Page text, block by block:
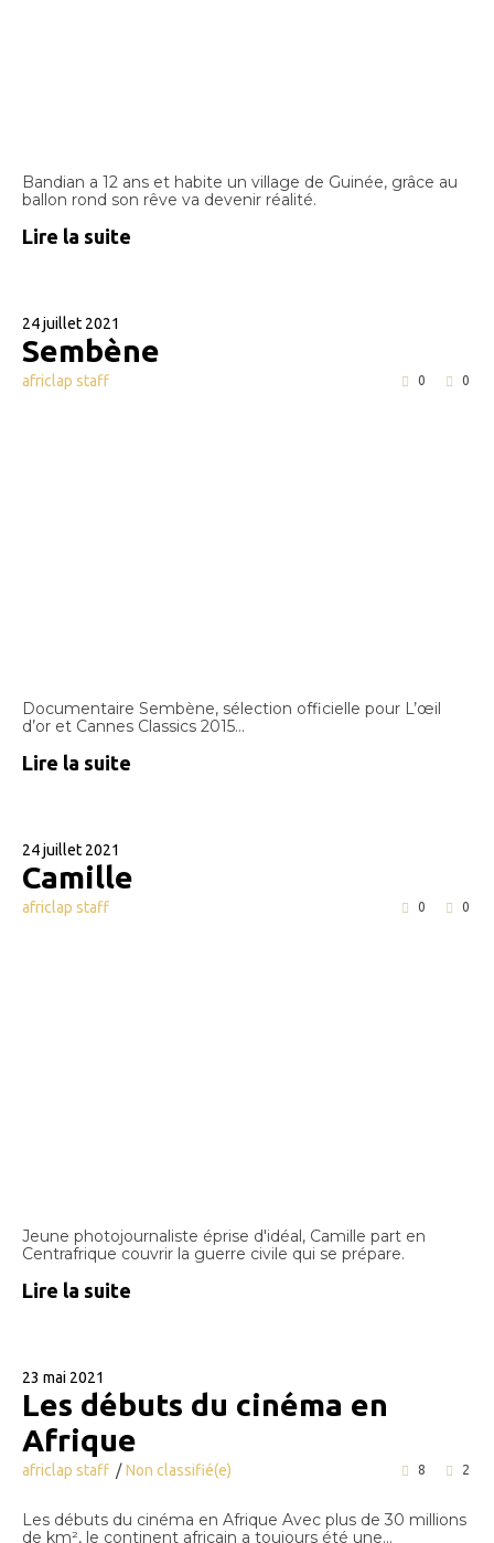
Bandian a 12 ans et habite un village de Guinée, grâce au
ballon rond son rêve va devenir réalité.
Lire la suite
24 juillet 2021
Sembène
africlap staff 0 0
Documentaire Sembène, sélection officielle pour L’œil
d’or et Cannes Classics 2015...
Lire la suite
24 juillet 2021
Camille
africlap staff 0 0
Jeune photojournaliste éprise d'idéal, Camille part en
Centrafrique couvrir la guerre civile qui se prépare.
Lire la suite
23 mai 2021
Les débuts du cinéma en
Afrique
africlap staff Non classifié(e) 8 2
Les débuts du cinéma en Afrique Avec plus de 30 millions
de km², le continent africain a toujours été une...